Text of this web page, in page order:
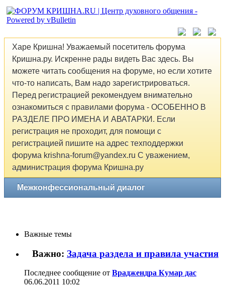
Харе Кришна! Уважаемый посетитель форума
Кришна.ру. Искренне рады видеть Вас здесь. Вы
можете читать сообщения на форуме, но если хотите
что-то написать, Вам надо зарегистрироваться.
Перед регистрацией рекомендуем внимательно
ознакомиться с правилами форума - ОСОБЕННО В
РАЗДЕЛЕ ПРО ИМЕНА И АВАТАРКИ. Если
регистрация не проходит, для помощи с
регистрацией пишите на адрес техподдержки
форума krishna-forum@yandex.ru С уважением,
администрация форума Кришна.ру
Межконфессиональный диалог
Важные темы
Важно: Задача раздела и правила участия
Последнее сообщение от Враджендра Кумар дас
06.06.2011 10:02